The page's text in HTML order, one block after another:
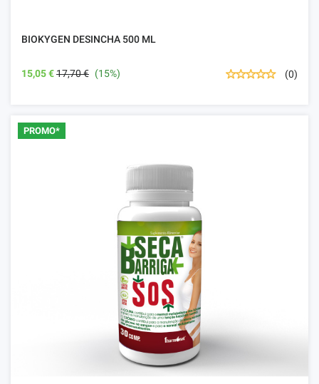
BIOKYGEN DESINCHA 500 ML
15,05 €17,70 € (15%) (0)
PROMO*